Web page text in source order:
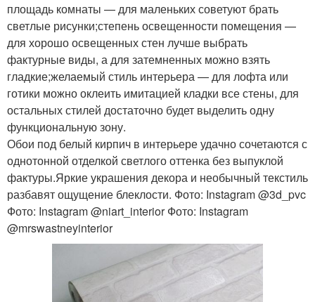
площадь комнаты — для маленьких советуют брать
светлые рисунки;степень освещенности помещения —
для хорошо освещенных стен лучше выбрать
фактурные виды, а для затемненных можно взять
гладкие;желаемый стиль интерьера — для лофта или
готики можно оклеить имитацией кладки все стены, для
остальных стилей достаточно будет выделить одну
функциональную зону.
Обои под белый кирпич в интерьере удачно сочетаются с
однотонной отделкой светлого оттенка без выпуклой
фактуры.Яркие украшения декора и необычный текстиль
разбавят ощущение блеклости. Фото: Instagram @3d_pvc
Фото: Instagram @niart_interior Фото: Instagram
@mrswastneyinterior